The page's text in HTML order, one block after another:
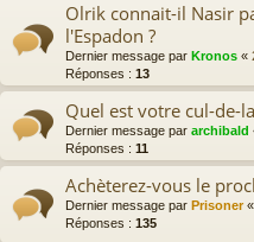
Olrik connait-il Nasir
l'Espadon ?
Dernier message par Kronos «
Réponses : 13
Quel est votre cul-de-
Dernier message par archibald
Réponses : 11
Achèterez-vous le
Dernier message par Prisoner«
Réponses : 135